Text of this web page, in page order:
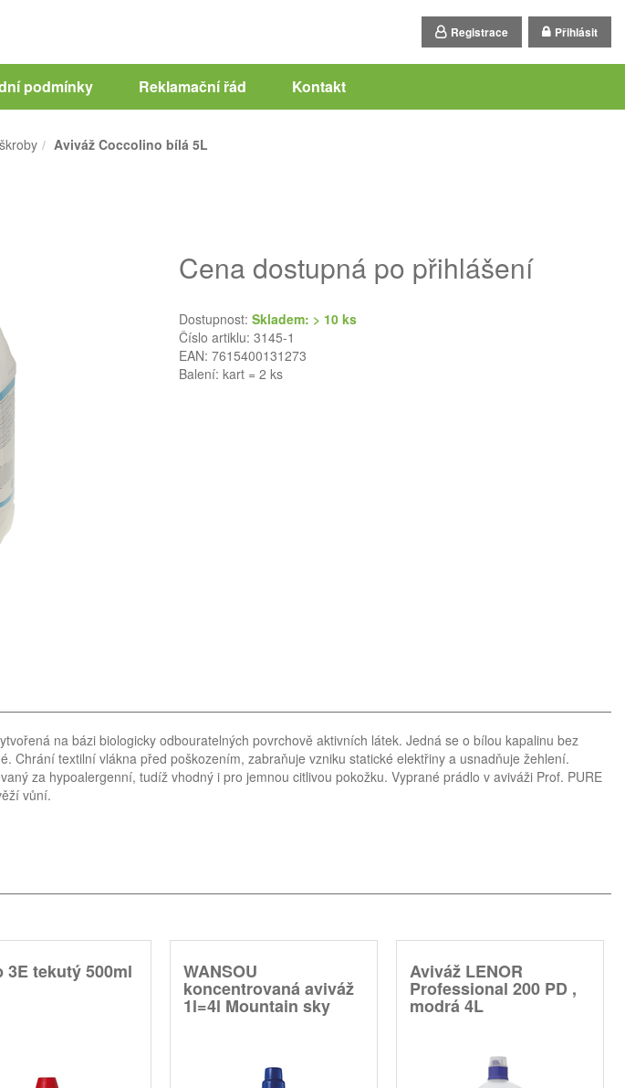
Registrace Přihlásit
podmínky Reklamační řád Kontakt
Aviváž Coccolino bílá 5L
Cena dostupná po přihlášení
Dostupnost: Skladem: > 10 ks
Číslo artiklu: 3145-1
EAN: 7615400131273
Balení: kart = 2 ks
na bázi biologicky odbouratelných povrchově aktivních látek. Jedná se o bílou kapalinu bez
Chrání textilní vlákna před poškozením, zabraňuje vzniku statické elektřiny a usnadňuje žehlení.
za hypoalergenní, tudíž vhodný i pro jemnou citlivou pokožku. Vyprané prádlo v aviváži Prof. PURE
vůní.
3E tekutý 500ml WANSOU
koncentrovaná aviváž
1l=4l Mountain sky
Aviváž LENOR
Professional 200 PD ,
modrá 4L